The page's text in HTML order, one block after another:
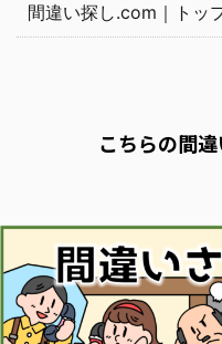
間違い探し.com｜トッ
こちらの間